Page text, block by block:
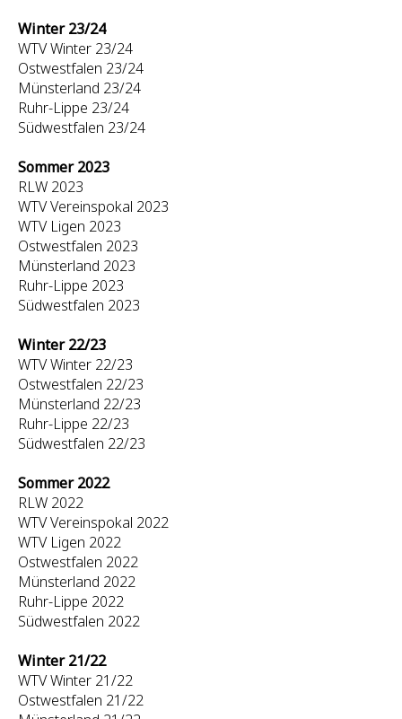
Winter 23/24
WTV Winter 23/24
Ostwestfalen 23/24
Münsterland 23/24
Ruhr-Lippe 23/24
Südwestfalen 23/24
Sommer 2023
RLW 2023
WTV Vereinspokal 2023
WTV Ligen 2023
Ostwestfalen 2023
Münsterland 2023
Ruhr-Lippe 2023
Südwestfalen 2023
Winter 22/23
WTV Winter 22/23
Ostwestfalen 22/23
Münsterland 22/23
Ruhr-Lippe 22/23
Südwestfalen 22/23
Sommer 2022
RLW 2022
WTV Vereinspokal 2022
WTV Ligen 2022
Ostwestfalen 2022
Münsterland 2022
Ruhr-Lippe 2022
Südwestfalen 2022
Winter 21/22
WTV Winter 21/22
Ostwestfalen 21/22